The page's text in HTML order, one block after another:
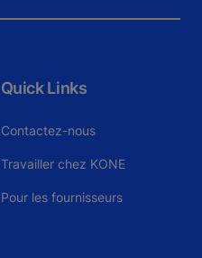
Quick Links
Contactez-nous
Travailler chez KONE
Pour les fournisseurs